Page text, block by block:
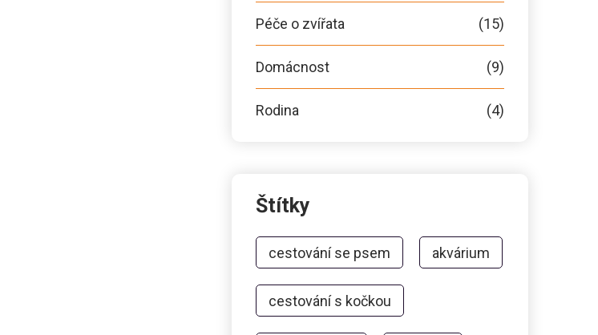
Péče o zvířata (15)
Domácnost (9)
Rodina (4)
Štítky
cestování se psem akvárium
cestování s kočkou